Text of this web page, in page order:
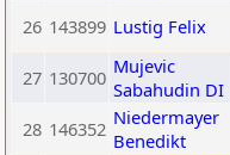
26 143899 Lustig Felix
27 130700 Mujevic
Sabahudin DI
28 146352 Niedermayer
Benedikt